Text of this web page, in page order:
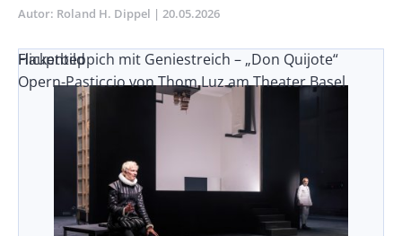
Autor Roland H. Dippel Publikationsdatum
20.05.2026
Flickenteppich mit Geniestreich – „Don Quijote“
Opern-Pasticcio von Thom Luz am Theater Basel
Hauptbild